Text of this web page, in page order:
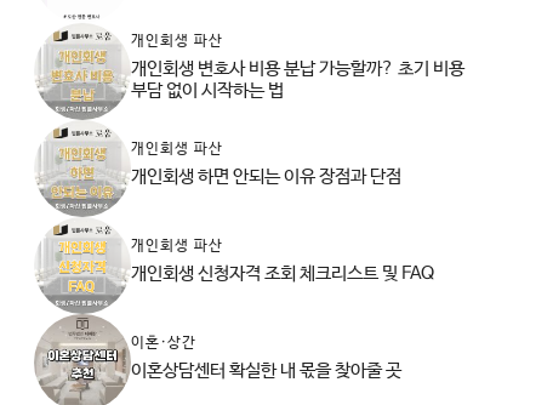
개인회생 파산
개인회생 변호사 비용 분납 가능할까? 초기 비용
부담 없이 시작하는 법
개인회생 파산
개인회생 하면 안되는 이유 장점과 단점
개인회생 파산
개인회생 신청자격 조회 체크리스트 및 FAQ
이혼·상간
이혼상담센터 확실한 내 몫을 찾아줄 곳